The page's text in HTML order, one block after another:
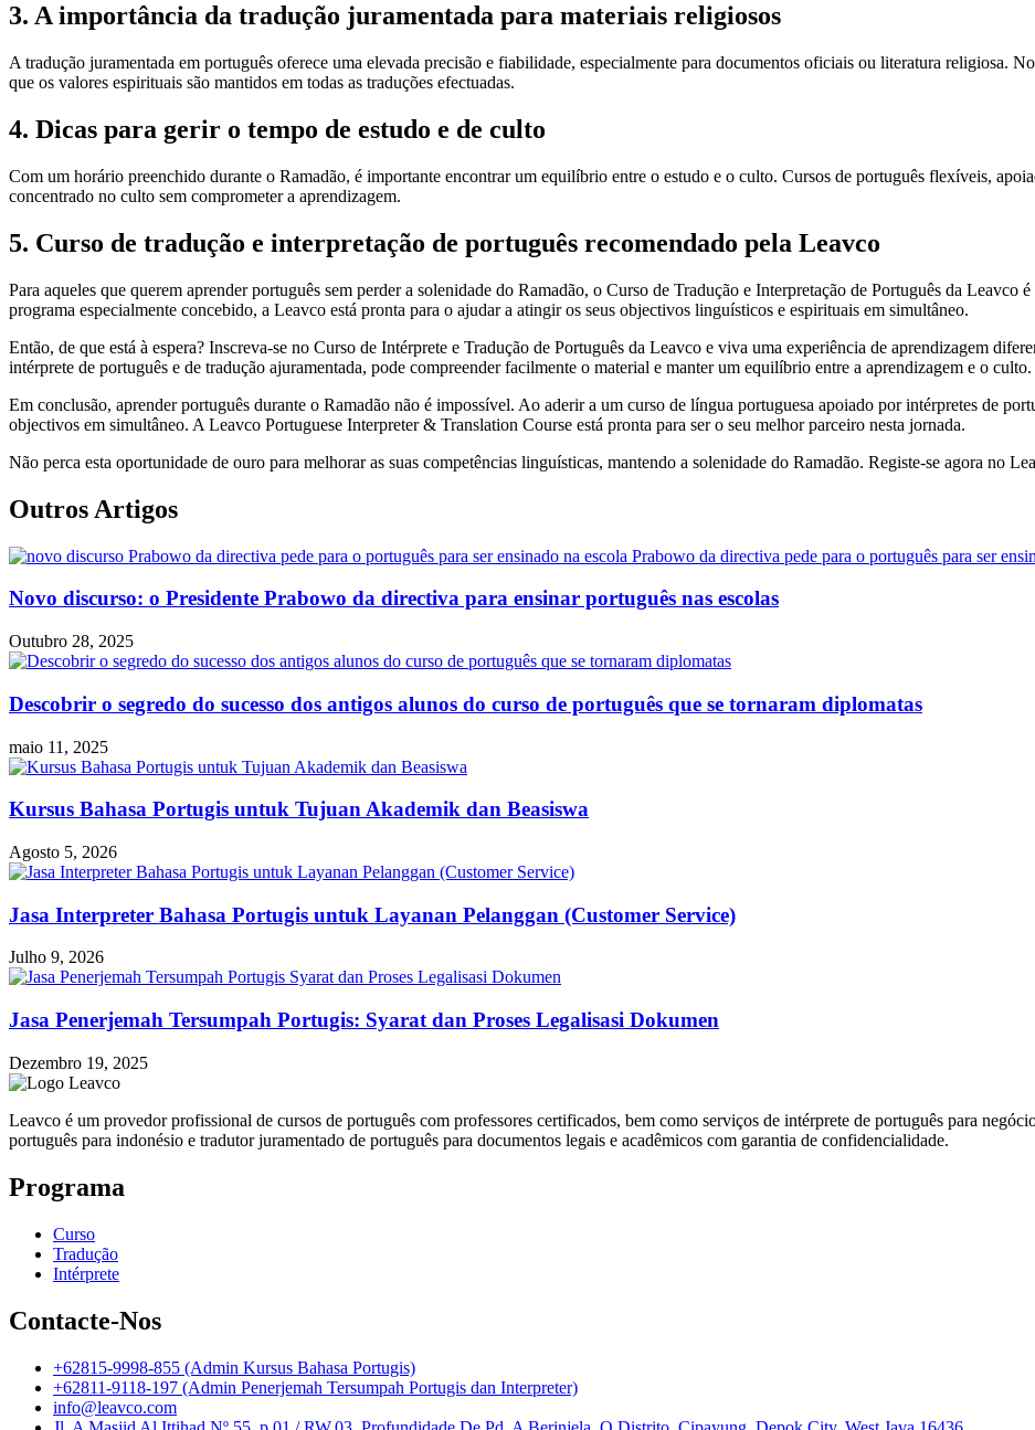
3. A importância da tradução juramentada para materiais religiosos
A tradução juramentada em português oferece uma elevada precisão e fiabilidade, especialmente para documentos oficiais ou literatura religiosa.
que os valores espirituais são mantidos em todas as traduções efectuadas.
4. Dicas para gerir o tempo de estudo e de culto
Com um horário preenchido durante o Ramadão, é importante encontrar um equilíbrio entre o estudo e o culto. Cursos de português flexíveis,
concentrado no culto sem comprometer a aprendizagem.
5. Curso de tradução e interpretação de português recomendado pela Leavco
Para aqueles que querem aprender português sem perder a solenidade do Ramadão, o Curso de Tradução e Interpretação de Português da Leavco
programa especialmente concebido, a Leavco está pronta para o ajudar a atingir os seus objectivos linguísticos e espirituais em simultâneo.
Então, de que está à espera? Inscreva-se no Curso de Intérprete e Tradução de Português da Leavco e viva uma experiência de aprendizagem
intérprete de português e de tradução ajuramentada, pode compreender facilmente o material e manter um equilíbrio entre a aprendizagem e o culto.
Em conclusão, aprender português durante o Ramadão não é impossível. Ao aderir a um curso de língua portuguesa apoiado por intérpretes de
objectivos em simultâneo. A Leavco Portuguese Interpreter & Translation Course está pronta para ser o seu melhor parceiro nesta jornada.
Não perca esta oportunidade de ouro para melhorar as suas competências linguísticas, mantendo a solenidade do Ramadão. Registe-se agora no
Outros Artigos
Novo discurso: o Presidente Prabowo da directiva para ensinar português nas escolas
Outubro 28, 2025
Descobrir o segredo do sucesso dos antigos alunos do curso de português que se tornaram diplomatas
maio 11, 2025
Kursus Bahasa Portugis untuk Tujuan Akademik dan Beasiswa
Agosto 5, 2026
Jasa Interpreter Bahasa Portugis untuk Layanan Pelanggan (Customer Service)
Julho 9, 2026
Jasa Penerjemah Tersumpah Portugis: Syarat dan Proses Legalisasi Dokumen
Dezembro 19, 2025
Leavco é um provedor profissional de cursos de português com professores certificados, bem como serviços de intérprete de português para
português para indonésio e tradutor juramentado de português para documentos legais e acadêmicos com garantia de confidencialidade.
Programa
Curso
Tradução
Intérprete
Contacte-Nos
+62815-9998-855 (Admin Kursus Bahasa Portugis)
+62811-9118-197 (Admin Penerjemah Tersumpah Portugis dan Interpreter)
info@leavco.com